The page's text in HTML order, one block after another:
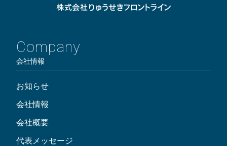
Company
会社情報
お知らせ
会社情報
会社概要
代表メッセージ